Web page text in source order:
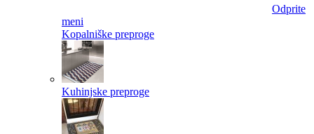
Odprite
meni
Kopalniške preproge
Kuhinjske preproge